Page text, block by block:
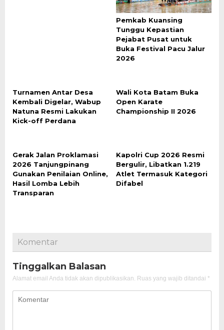
Pemkab Kuansing
Tunggu Kepastian
Pejabat Pusat untuk
Buka Festival Pacu Jalur
2026
Turnamen Antar Desa
Kembali Digelar, Wabup
Natuna Resmi Lakukan
Kick-off Perdana
Wali Kota Batam Buka
Open Karate
Championship II 2026
Gerak Jalan Proklamasi
2026 Tanjungpinang
Gunakan Penilaian Online,
Hasil Lomba Lebih
Transparan
Kapolri Cup 2026 Resmi
Bergulir, Libatkan 1.219
Atlet Termasuk Kategori
Difabel
Komentar
Tinggalkan Balasan
Alamat email Anda tidak akan dipublikasikan. Ruas yang wajib ditandai *